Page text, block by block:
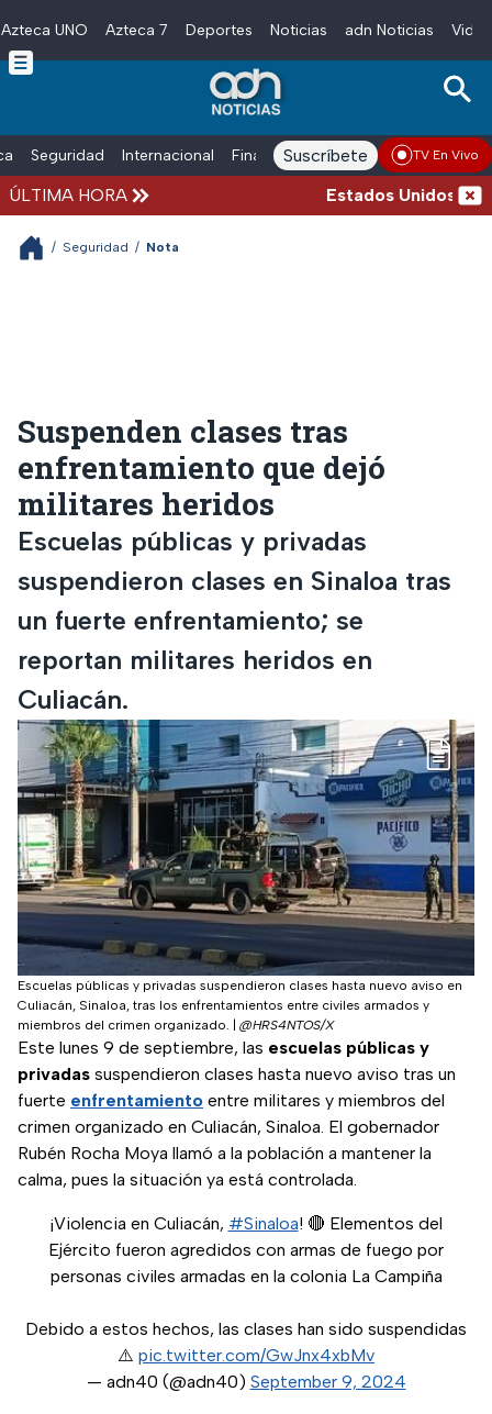
Skip to main content
Azteca UNO Azteca 7 Deportes Noticias adn Noticias
Seguridad Internacional Finanzas adn Noticias Radio
Suscríbete TV En Vivo
ÚLTIMA HORA Estados Unidos
/ Seguridad / Nota
Suspenden clases tras
enfrentamiento que dejó
militares heridos
Escuelas públicas y privadas
suspendieron clases en Sinaloa tras
un fuerte enfrentamiento; se
reportan militares heridos en
Culiacán.
Escuelas públicas y privadas suspendieron clases hasta nuevo aviso en
Culiacán, Sinaloa, tras los enfrentamientos entre civiles armados y
miembros del crimen organizado.
@HRS4NTOS/X
Este lunes 9 de septiembre, las escuelas públicas y
privadas suspendieron clases hasta nuevo aviso tras un
fuerte enfrentamiento entre militares y miembros del
crimen organizado en Culiacán, Sinaloa. El gobernador
Rubén Rocha Moya llamó a la población a mantener la
calma, pues la situación ya está controlada.
¡Violencia en Culiacán, #Sinaloa! 🔴 Elementos del
Ejército fueron agredidos con armas de fuego por
personas civiles armadas en la colonia La Campiña
Debido a estos hechos, las clases han sido suspendidas
⚠️ pic.twitter.com/GwJnx4xbMv
— adn40 (@adn40) September 9, 2024